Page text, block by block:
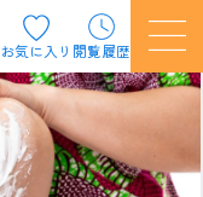
お気に入り 閲覧履歴